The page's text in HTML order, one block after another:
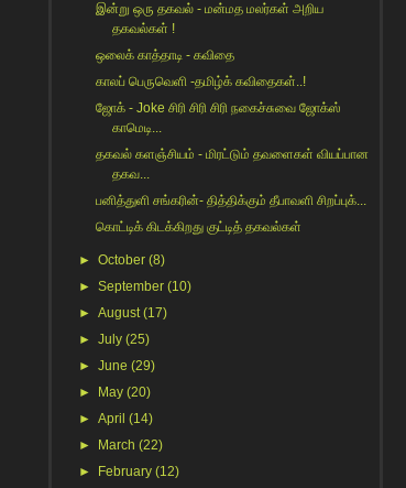
இன்று ஒரு தகவல் - மன்மத மலர்கள் அறிய
தகவல்கள் !
ஒலைக் காத்தாடி - கவிதை
காலப் பெருவெளி -தமிழ்க் கவிதைகள்..!
ஜோக் - Joke சிரி சிரி சிரி நகைச்சுவை ஜோக்ஸ்
காமெடி...
தகவல் களஞ்சியம் - மிரட்டும் தவளைகள் வியப்பான
தகவ...
பனித்துளி சங்கரின்- தித்திக்கும் தீபாவளி சிறப்புக்...
கொட்டிக் கிடக்கிறது குட்டித் தகவல்கள்
►October (8)
►September (10)
►August (17)
►July (25)
►June (29)
►
May (20)
►April (14)
►
March (22)
►
February (12)